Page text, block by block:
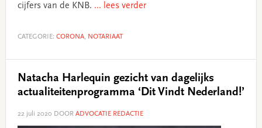
cijfers van de KNB. ... lees verder
CATEGORIE: CORONA, NOTARIAAT
Natacha Harlequin gezicht van dagelijks
actualiteitenprogramma ‘Dit Vindt Nederland!’
22 juli 2020 DOOR ADVOCATIE REDACTIE